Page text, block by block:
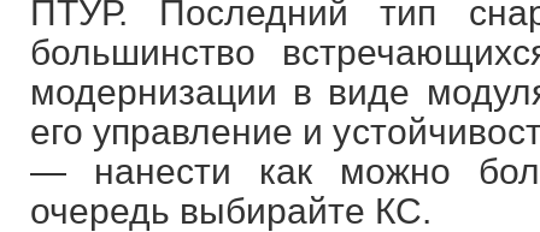
ПТУР. Последний тип
большинство
модернизации в виде
его управление и
— нанести как можно
очередь выбирайте КС.